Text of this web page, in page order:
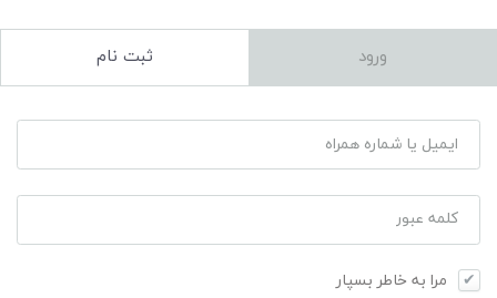
ورود ثبت نام
ایمیل یا شماره همراه
کلمه عبور
مرا به خاطر بسپار